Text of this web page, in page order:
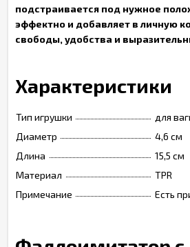
подстраивается под нужное
эффектно и добавляет в личную
свободы, удобства и
Характеристики
Тип игрушки
для
Диаметр
4,6 см
Длина
15,5 см
Материал
TPR
Примечание
Есть